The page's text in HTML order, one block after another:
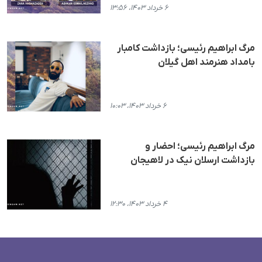
۶ خرداد ۱۴۰۳، ۱۳:۵۶
مرگ ابراهیم رئیسی؛ بازداشت کامبار
بامداد هنرمند اهل گیلان
۶ خرداد ۱۴۰۳، ۱۰:۰۳
مرگ ابراهیم رئیسی؛ احضار و
بازداشت ارسلان نیک در لاهیجان
۴ خرداد ۱۴۰۳، ۱۲:۳۰